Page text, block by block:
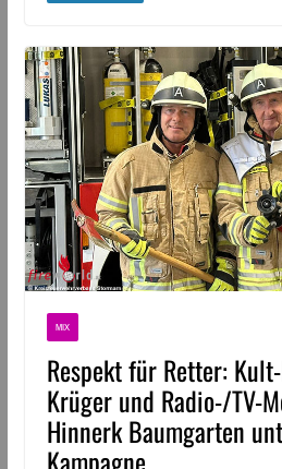
MIX
Respekt für Retter:
Krüger und Radio-/TV-
Hinnerk Baumgarten